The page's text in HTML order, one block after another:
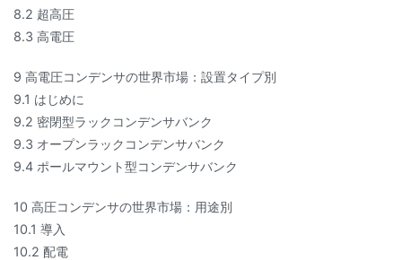
8.2 超高圧
8.3 高電圧
9 高電圧コンデンサの世界市場：設置タイプ別
9.1 はじめに
9.2 密閉型ラックコンデンサバンク
9.3 オープンラックコンデンサバンク
9.4 ポールマウント型コンデンサバンク
10 高圧コンデンサの世界市場：用途別
10.1 導入
10.2 配電